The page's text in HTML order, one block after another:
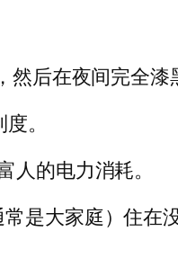
后在夜间完全漆
。
的电力消耗。
是大家庭）住在